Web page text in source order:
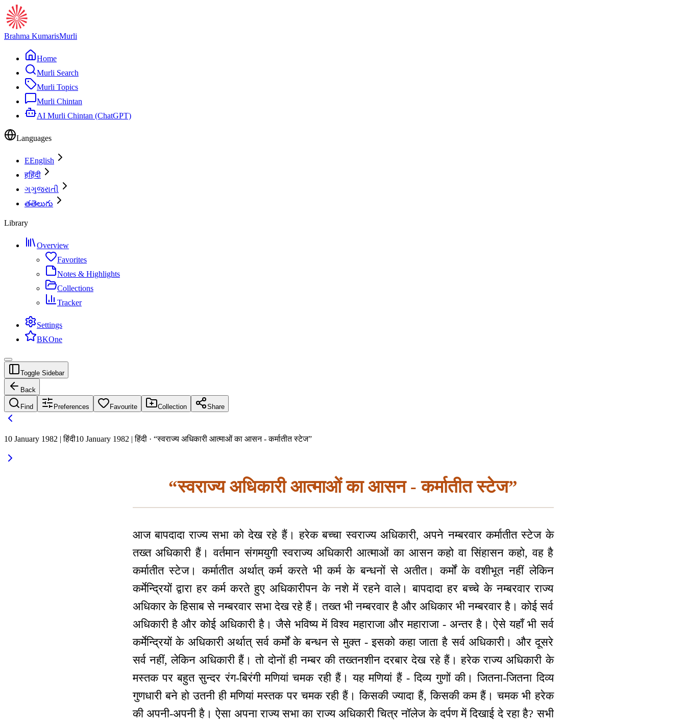
Brahma KumarisMurli
Home
Murli Search
Murli Topics
Murli Chintan
AI Murli Chintan (ChatGPT)
Languages
EEnglish
हहिंदी
ગગુજરાતી
తతెలుగు
Library
Overview
Favorites
Notes & Highlights
Collections
Tracker
Settings
BKOne
Toggle Sidebar
Back
Find Preferences Favourite Collection Share
10 January 1982 | हिंदी10 January 1982 | हिंदी · “स्वराज्य अधिकारी आत्माओं का आसन - कर्मातीत स्टेज”
“स्वराज्य अधिकारी आत्माओं का आसन - कर्मातीत स्टेज”
आज बापदादा राज्य सभा को देख रहे हैं। हरेक बच्चा स्वराज्य अधिकारी, अपने नम्बरवार कर्मातीत स्टेज के
तख्त अधिकारी हैं। वर्तमान संगमयुगी स्वराज्य अधिकारी आत्माओं का आसन कहो वा सिंहासन कहो, वह है
कर्मातीत स्टेज। कर्मातीत अर्थात् कर्म करते भी कर्म के बन्धनों से अतीत। कर्मों के वशीभूत नहीं लेकिन
कर्मेन्द्रियों द्वारा हर कर्म करते हुए अधिकारीपन के नशे में रहने वाले। बापदादा हर बच्चे के नम्बरवार राज्य
अधिकार के हिसाब से नम्बरवार सभा देख रहे हैं। तख्त भी नम्बरवार है और अधिकार भी नम्बरवार है। कोई सर्व
अधिकारी है और कोई अधिकारी है। जैसे भविष्य में विश्व महाराजा और महाराजा - अन्तर है। ऐसे यहाँ भी सर्व
कर्मेन्द्रियों के अधिकारी अर्थात् सर्व कर्मों के बन्धन से मुक्त - इसको कहा जाता है सर्व अधिकारी। और दूसरे
सर्व नहीं, लेकिन अधिकारी हैं। तो दोनों ही नम्बर की तख्तनशीन दरबार देख रहे हैं। हरेक राज्य अधिकारी के
मस्तक पर बहुत सुन्दर रंग-बिरंगी मणियां चमक रही हैं। यह मणियां हैं - दिव्य गुणों की। जितना-जितना दिव्य
गुणधारी बने हो उतनी ही मणियां मस्तक पर चमक रही हैं। किसकी ज्यादा हैं, किसकी कम हैं। चमक भी हरेक
की अपनी-अपनी है। ऐसा अपना राज्य सभा का राज्य अधिकारी चित्र नॉलेज के दर्पण में दिखाई दे रहा है? सभी